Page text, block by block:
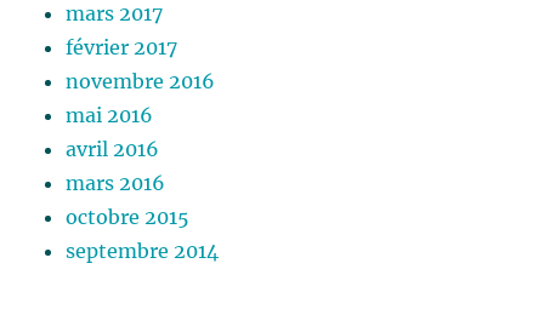
mars 2017
février 2017
novembre 2016
mai 2016
avril 2016
mars 2016
octobre 2015
septembre 2014